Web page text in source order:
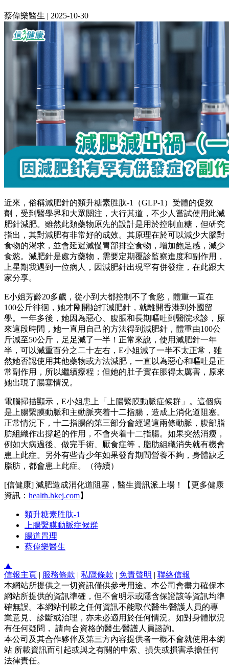
蔡偉樂醫生 | 2025-10-30
近來，俗稱減肥針的類升糖素胜肽-1（GLP-1）受體的促效
劑，受到醫學界和大眾關注，大行其道，不少人嘗試使用此減
肥針減肥。雖然此類藥物原先的設計是用於控制血糖，但研究
指出，其對減肥有非常好的成效。其原理在於可以減少大腦對
食物的渴求，並會延遲減慢胃部排空食物，增加飽足感，減少
食慾。減肥針是處方藥物，需要定期覆診監察進度和副作用，
上星期我遇到一位病人，因減肥針出現罕有併發症，在此跟大
家分享。
E小姐芳齡20多歲，從小到大都控制不了食慾，體重一直在
100公斤徘徊，她才剛開始打減肥針，就離開香港到外國留
學。一年多後，她因為惡心、腹脹和長期嘔吐到醫院求診，原
來這段時間，她一直用自己的方法得到減肥針，體重由100公
斤減至50公斤，足足減了一半！正常來說，使用減肥針一年
半，可以減重百分之二十左右，E小姐減了一半不太正常，雖
然她否認使用其他藥物或方法減肥，一直以為惡心和嘔吐是正
常副作用，所以繼續療程；但她的肚子實在脹得太厲害，原來
她出現了腸塞情況。
電腦掃描顯示，E小姐患上「上腸繫膜動脈症候群」。這個病
是上腸繫膜動脈和主動脈夾着十二指腸，造成上消化道阻塞。
正常情況下，十二指腸的第三部分會經過這兩條動脈，腹部脂
肪組織作出撐起的作用，不會夾着十二指腸。如果突然消瘦，
例如大病過後、做完手術、厭食症等，脂肪組織消失就有機會
患上此症。另外有些青少年如果發育期間營養不夠，身體缺乏
脂肪，都會患上此症。（待續）
[信健康] 減肥造成消化道阻塞，醫生資訊派上場！【更多健康
資訊： health.hkej.com】
類升糖素胜肽-1
上腸繫膜動脈症候群
腸道胃理
蔡偉樂醫生
▲
信報主頁 | 服務條款 | 私隱條款 | 免責聲明 | 聯絡信報
本網站所提供之一切資訊僅供參考用途。本公司會盡力確保本
網站所提供的資訊準確，但不會明示或隱含保證該等資訊均準
確無誤。本網站刊載之任何資訊不能取代醫生∕醫護人員的專
業意見、診斷或治理，亦未必適用於任何情況。如對身體狀況
有任何疑問， 請向合資格的醫生∕醫護人員諮詢。
本公司及其合作夥伴及第三方內容提供者一概不會就使用本網
站 所載資訊而引起或與之有關的申索、損失或損害承擔任何
法律責任。